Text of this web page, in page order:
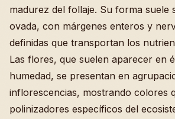
madurez del follaje. Su forma suele
ovada, con márgenes enteros y
definidas que transportan los
Las flores, que suelen aparecer en
humedad, se presentan en
inflorescencias, mostrando colores
polinizadores específicos del